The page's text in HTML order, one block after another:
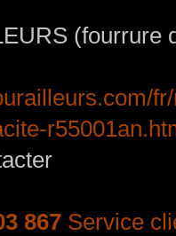
(fourrure
867 Service